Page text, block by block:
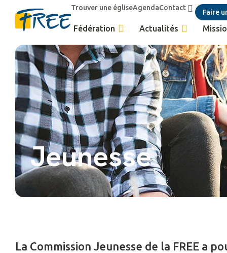
Trouver une égliseAgendaContact
Faire
Fédération Actualités
Jeunesse
La Commission Jeunesse de la FREE a